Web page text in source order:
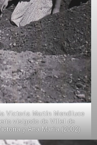
Victoria Martín Mendiluce
visigodo de Villel de
y Ana María (2002)